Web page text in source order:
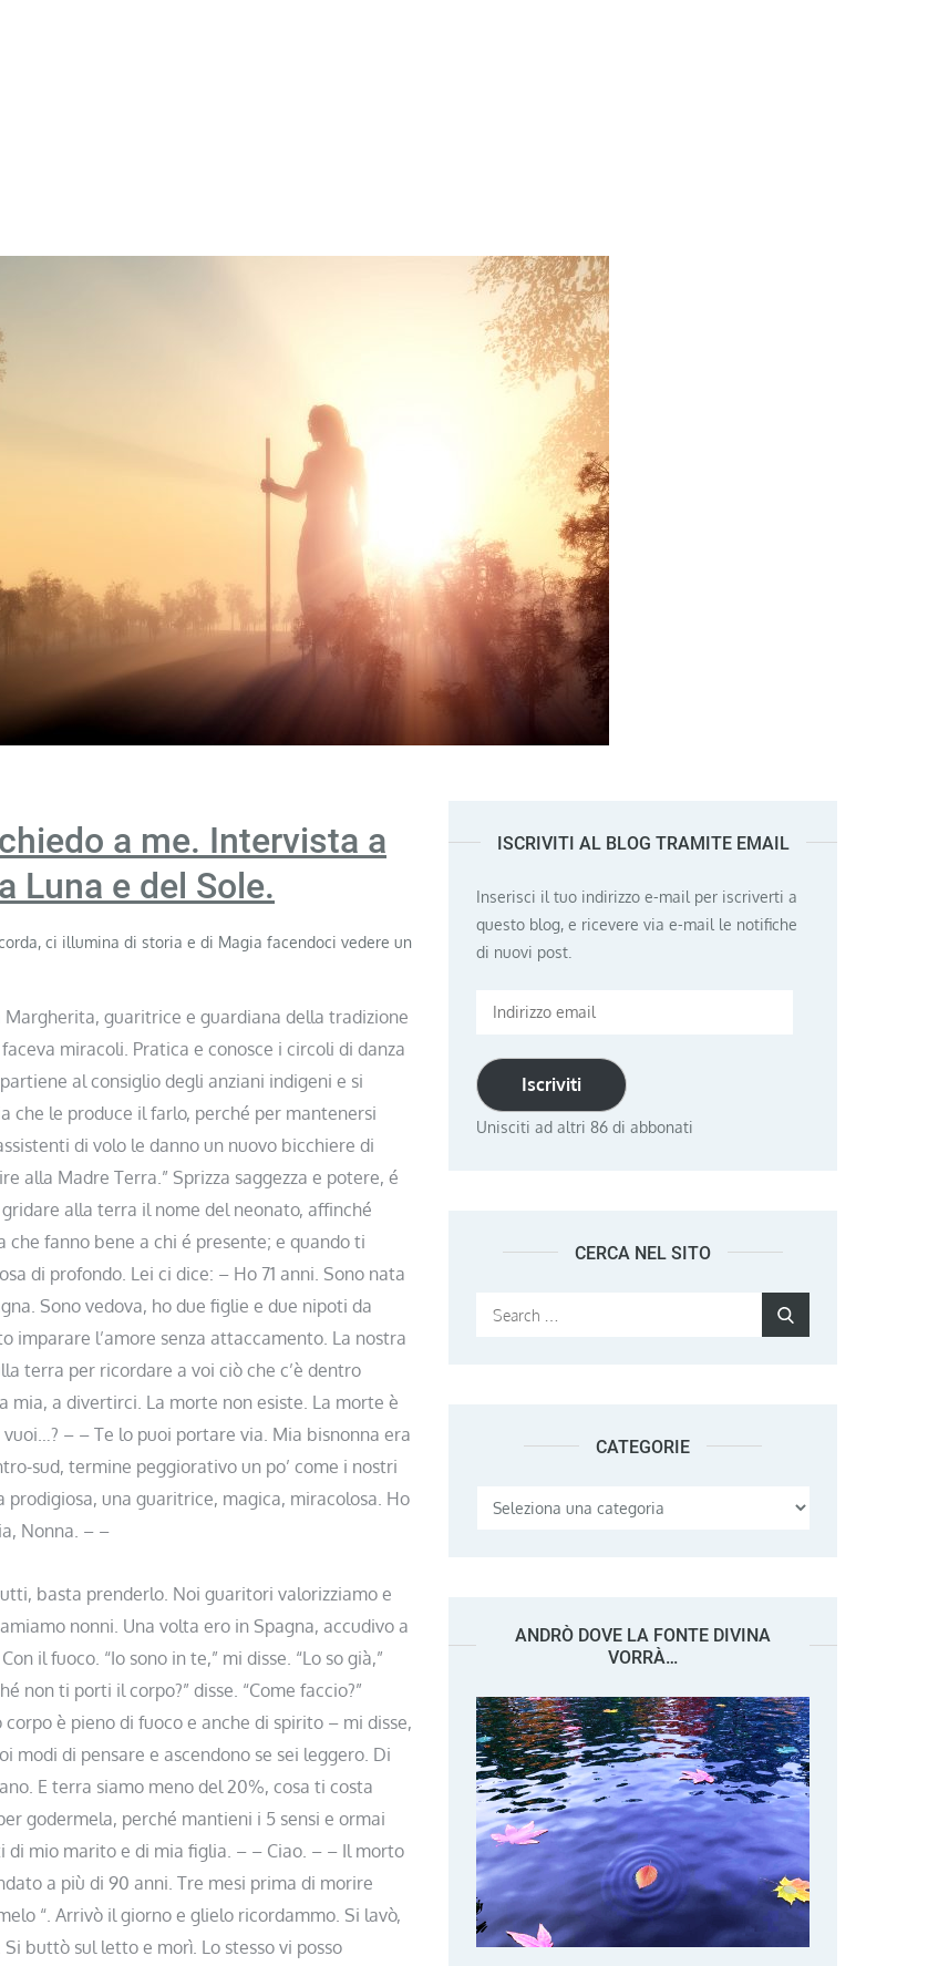
a me. Intervista a
Luna e del Sole.
ci illumina di storia e di Magia facendoci vedere un
Margherita, guaritrice e guardiana della tradizione
miracoli. Pratica e conosce i circoli di danza
al consiglio degli anziani indigeni e si
che le produce il farlo, perché per mantenersi
di volo le danno un nuovo bicchiere di
alla Madre Terra.” Sprizza saggezza e potere, é
alla terra il nome del neonato, affinché
fanno bene a chi é presente; e quando ti
di profondo. Lei ci dice: – Ho 71 anni. Sono nata
Sono vedova, ho due figlie e due nipoti da
imparare l’amore senza attaccamento. La nostra
terra per ricordare a voi ciò che c’è dentro
mia, a divertirci. La morte non esiste. La morte è
– – Te lo puoi portare via. Mia bisnonna era
sud, termine peggiorativo un po’ come i nostri
prodigiosa, una guaritrice, magica, miracolosa. Ho
Nonna. – –
basta prenderlo. Noi guaritori valorizziamo e
nonni. Una volta ero in Spagna, accudivo a
il fuoco. “Io sono in te,” mi disse. “Lo so già,”
non ti porti il corpo?” disse. “Come faccio?”
è pieno di fuoco e anche di spirito – mi disse,
modi di pensare e ascendono se sei leggero. Di
E terra siamo meno del 20%, cosa ti costa
godermela, perché mantieni i 5 sensi e ormai
di mio marito e di mia figlia. – – Ciao. – – Il morto
a più di 90 anni. Tre mesi prima di morire
“. Arrivò il giorno e glielo ricordammo. Si lavò,
buttò sul letto e morì. Lo stesso vi posso
ISCRIVITI AL BLOG TRAMITE EMAIL
Inserisci il tuo indirizzo e-mail per iscriverti a
questo blog, e ricevere via e-mail le notifiche
di nuovi post.
Indirizzo
Iscriviti
Unisciti ad altri 86 di abbonati
CERCA NEL SITO
Search
CATEGORIE
Categorie
ANDRÒ DOVE LA FONTE DIVINA
VORRÀ…